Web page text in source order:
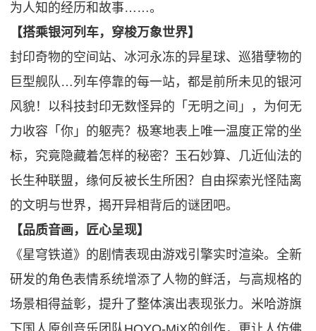
为人知的经历和故事……。
【搭乘银河列车，穿梭万象世界】
封印奇物的空间站、冰河永冻的异星球、巡猎孽物的
巨型舰队…列车停靠的每一站，都是前所未见的银河
风貌！以科技封印无数怪异的「无明之间」，为何无
力收容「你」的躯壳？极寒地表上唯一温度正常的坐
标，究竟隐藏着怎样的秘密？玉石妙算、几近仙法的
长生种联盟，缘何反被长生所困？自由探索光怪陆离
的文明与世界，揭开异相背后的谜团吧。
【品质音画，匠心呈现】
《星穹铁道》的剧情表现由游戏引擎实时渲染。全新
研发的角色表情系统增添了人物的鲜活，与高规格的
场景相得益彰，提升了整体演出表现张力。米哈游旗